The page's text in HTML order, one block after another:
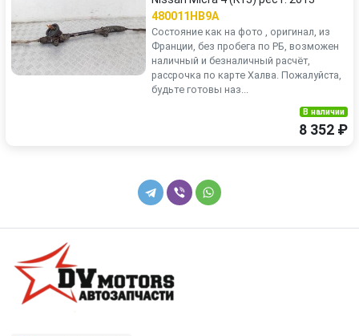
480011HB9A
Состояние как на фото , оригинал, из
Франции, без пробега по РБ, возможен
наличный и безналичный расчёт,
рассрочка по карте Халва. Пожалуйста,
будьте готовы наз...
В наличии
8 352 ₽